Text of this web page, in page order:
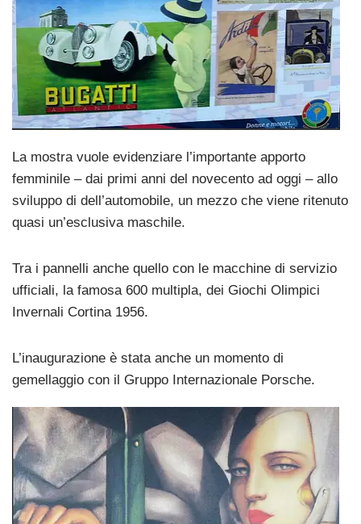
La mostra vuole evidenziare l’importante apporto
femminile – dai primi anni del novecento ad oggi – allo
sviluppo di dell’automobile, un mezzo che viene ritenuto
quasi un’esclusiva maschile.
Tra i pannelli anche quello con le macchine di servizio
ufficiali, la famosa 600 multipla, dei Giochi Olimpici
Invernali Cortina 1956.
L’inaugurazione è stata anche un momento di
gemellaggio con il Gruppo Internazionale Porsche.